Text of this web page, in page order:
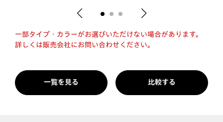
一部タイプ・カラーがお選びいただけない場合があります。
詳しくは販売会社にお問い合わせください。
一覧を見る 比較する